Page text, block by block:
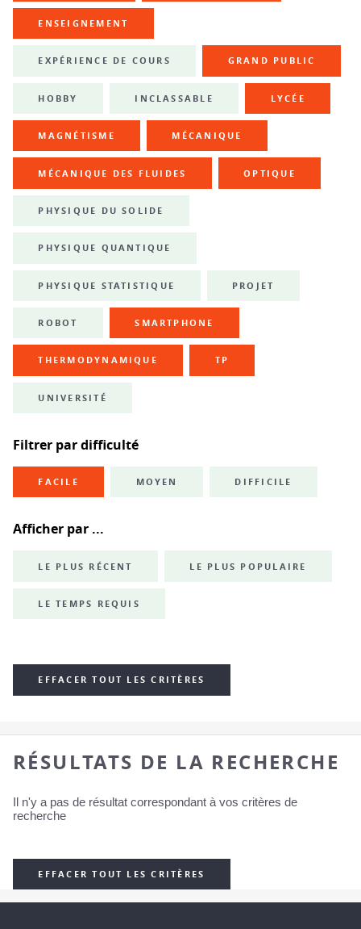
ENSEIGNEMENT
EXPÉRIENCE DE COURS GRAND PUBLIC
HOBBY INCLASSABLE LYCÉE
MAGNÉTISME MÉCANIQUE
MÉCANIQUE DES FLUIDES OPTIQUE
PHYSIQUE DU SOLIDE
PHYSIQUE QUANTIQUE
PHYSIQUE STATISTIQUE PROJET
ROBOT SMARTPHONE
THERMODYNAMIQUE TP
UNIVERSITÉ
Filtrer par difficulté
FACILE MOYEN DIFFICILE
Afficher par ...
LE PLUS RÉCENT LE PLUS POPULAIRE
LE TEMPS REQUIS
EFFACER TOUT LES CRITÈRES
RÉSULTATS DE LA RECHERCHE
Il n'y a pas de résultat correspondant à vos critères de
recherche
EFFACER TOUT LES CRITÈRES